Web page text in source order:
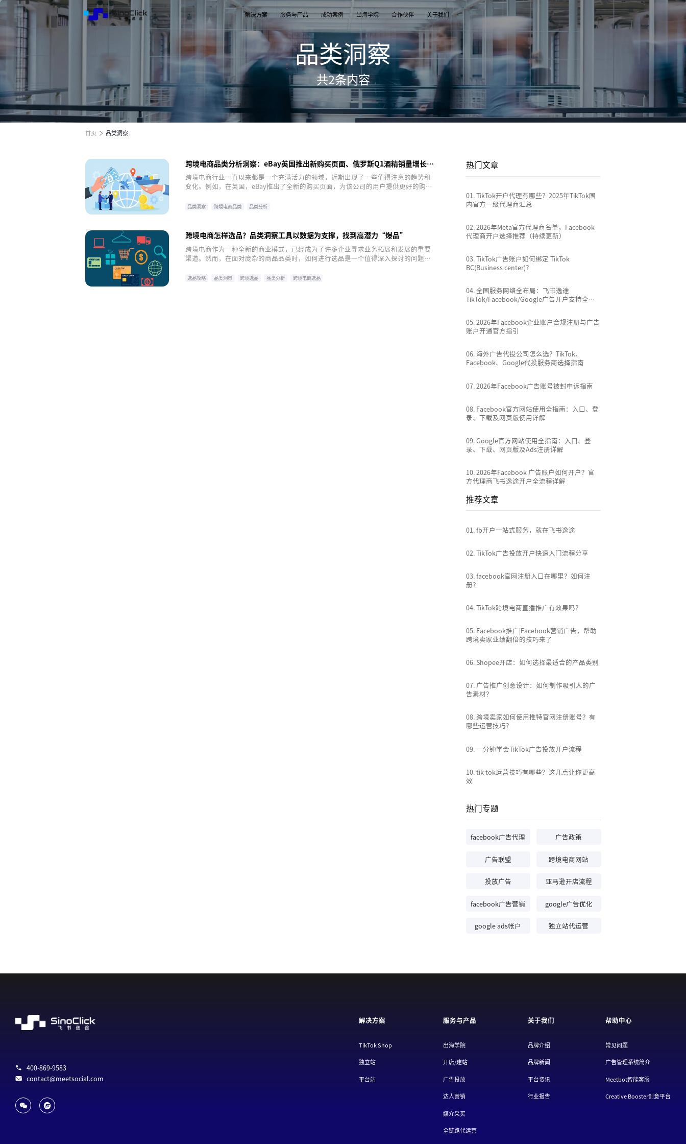
解决方案 服务与产品 成功案例 出海学院 合作伙伴 关于我们
登录/注册
登录/注册
跨境电商全渠道效果营销
TikTok Shop
从商店创建，到策划广告投放和达人营销利用创
意和达人实现TikTok爆炸性增长
独立站
用个性化独立站高效承接兴趣流量跑通从拉新到
复购的私域增长飞轮
通过关键词策略、平台广告优化和流量加权撬动
跨境电商全渠道效果营销
出海培训
TikTok Shop课程 | 独立站课程 | 亚马逊课程
开店/建站
TikTok Shop开店 | Shopify建站 | 亚马逊开店 1v1投放顾问 | AI智能投放 | 海外广告代投
达人营销 媒介采买 全链路代运营
跨境电商全渠道效果营销
品牌介绍
飞书逸途，成长型跨境电商运营解决方案
品牌新闻
公司及品牌最新业务发展动态 跨境电商行业热点新闻消息
行业报告
品类洞察
共2条内容
首页 品类洞察
跨境电商品类分析洞察：eBay英国推出新购买页面、俄罗斯Q1酒精销量增长2.
7%
跨境电商行业一直以来都是一个充满活力的领域，近期出现了一些值得注意的趋势和
变化。例如，在英国，eBay推出了全新的购买页面，为该公司的用户提供更好的购物
品类洞察 跨境电商品类 品类分析
跨境电商怎样选品？品类洞察工具以数据为支撑，找到高潜力“爆品”
跨境电商作为一种全新的商业模式，已经成为了许多企业寻求业务拓展和发展的重要
渠道。然而，在面对庞杂的商品品类时，如何进行选品是一个值得深入探讨的问题。
到高潜力的“爆品”，从而实现更好的经营效果。
选品攻略 品类洞察 跨境选品 品类分析 跨境电商选品
热门文章
01.TikTok开户代理有哪些？2025年TikTok国
内官方一级代理商汇总
02.2026年Meta官方代理商名单，Facebook
代理商开户选择推荐（持续更新）
03.TikTok广告账户如何绑定 TikTok
BC(Business center)？
04.全国服务网络全布局：飞书逸途
TikTok/Facebook/Google广告开户支持全国
05.2026年Facebook企业账户合规注册与广告
账户开通官方指引
06.海外广告代投公司怎么选？TikTok、
Facebook、Google代投服务商选择指南
07.2026年Facebook广告账号被封申诉指南
08. Facebook官方网站使用全指南：入口、登
录、下载及网页版使用详解
09.Google官方网站使用全指南：入口、登
录、下载、网页版及Ads注册详解
10.2026年Facebook 广告账户如何开户？官
方代理商飞书逸途开户全流程详解
推荐文章
01.fb开户一站式服务，就在飞书逸途
02.TikTok广告投放开户快速入门流程分享
03.facebook官网注册入口在哪里？如何注
册？
04.TikTok跨境电商直播推广有效果吗？
05. Facebook推广|Facebook营销广告，帮助
跨境卖家业绩翻倍的技巧来了
06.Shopee开店：如何选择最适合的产品类别
07. 广告推广创意设计：如何制作吸引人的广
告素材？
08.跨境卖家如何使用推特官网注册账号？有
哪些运营技巧？
09.一分钟学会TikTok广告投放开户流程
10.tik tok运营技巧有哪些？这几点让你更高
效
热门专题
facebook广告代理 广告政策
广告联盟 跨境电商网站
投放广告 亚马逊开店流程
facebook广告营销 google广告优化
google ads帐户 独立站代运营
400-869-9583
contact@meetsocial.com
帮助中心
常见问题
广告管理系统简介
Meetbot智能客服
Creative Booster创意平台
关于我们
品牌介绍
品牌新闻
平台资讯
行业报告
服务与产品
出海学院
开店/建站
广告投放
达人营销
媒介采买
全链路代运营
解决方案
TikTok Shop
独立站
平台站